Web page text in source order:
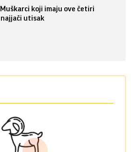
koji imaju ove četiri
utisak